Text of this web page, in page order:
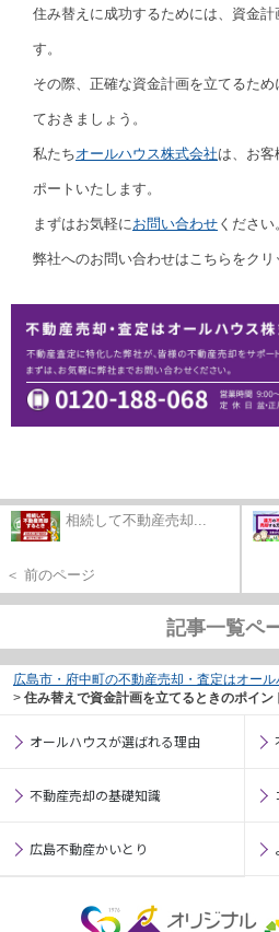
住み替えに成功するためには、資金
す。
その際、正確な資金計画を立てるため
ておきましょう。
私たちオールハウス株式会社は、お客
ポートいたします。
まずはお気軽に お問い合わせ ください
弊社へのお問い合わせはこちらをクリ
相続して不動産売却...
＜ 前のページ
記事一覧ペ
広島市・府中町の不動産売却・査定はオー
> 住み替えで資金計画を立てるときのポイン
オールハウスが選ばれる理由
不動産売却の基礎知識
広島不動産かいとり